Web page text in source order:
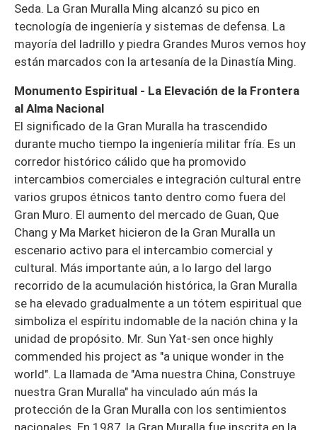
Seda. La Gran Muralla Ming alcanzó su pico en
tecnología de ingeniería y sistemas de defensa. La
mayoría del ladrillo y piedra Grandes Muros vemos hoy
están marcados con la artesanía de la Dinastía Ming.
Monumento Espiritual - La Elevación de la Frontera
al Alma Nacional
El significado de la Gran Muralla ha trascendido
durante mucho tiempo la ingeniería militar fría. Es un
corredor histórico cálido que ha promovido
intercambios comerciales e integración cultural entre
varios grupos étnicos tanto dentro como fuera del
Gran Muro. El aumento del mercado de Guan, Que
Chang y Ma Market hicieron de la Gran Muralla un
escenario activo para el intercambio comercial y
cultural. Más importante aún, a lo largo del largo
recorrido de la acumulación histórica, la Gran Muralla
se ha elevado gradualmente a un tótem espiritual que
simboliza el espíritu indomable de la nación china y la
unidad de propósito. Mr. Sun Yat-sen once highly
commended his project as "a unique wonder in the
world". La llamada de "Ama nuestra China, Construye
nuestra Gran Muralla" ha vinculado aún más la
protección de la Gran Muralla con los sentimientos
nacionales. En 1987, la Gran Muralla fue inscrita en la